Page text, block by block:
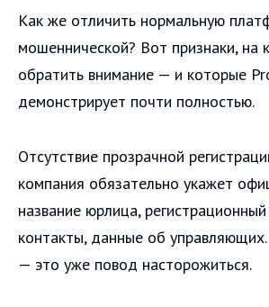
Как же отличить нормальную
мошеннической? Вот признаки, на
обратить внимание — и которые
демонстрирует почти полностью.
Отсутствие прозрачной
компания обязательно укажет
название юрлица,
контакты, данные об управляющих.
— это уже повод насторожиться.